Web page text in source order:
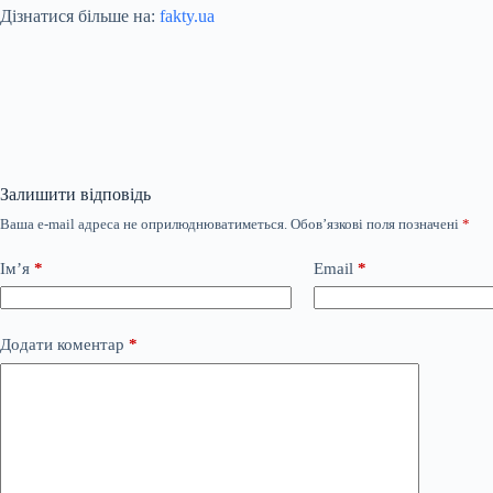
Дізнатися більше на: fakty.ua
Залишити відповідь
Ваша e-mail адреса не оприлюднюватиметься. Обов’язкові поля позначені *
Ім’я * Email *
Додати коментар *